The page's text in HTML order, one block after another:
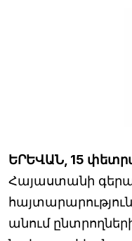
ԵՐԵՎԱՆ, 15
Հայաստանի
անում